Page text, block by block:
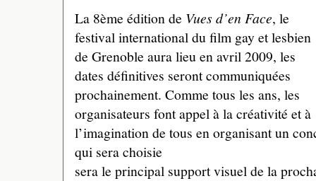
La 8ème édition de Vues d’en Face, le
festival international du film gay et lesbien
de Grenoble aura lieu en avril 2009, les
dates définitives seront communiquées
prochainement. Comme tous les ans, les
organisateurs font appel à la créativité et à
l’imagination de tous en organisant un
qui sera choisie
sera le principal support visuel de la